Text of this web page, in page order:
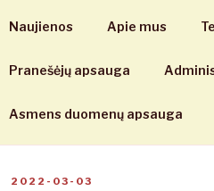
Naujienos Apie mus
Pranešėjų apsauga
Asmens duomenų apsauga
PASKELBTA
2022-03-03